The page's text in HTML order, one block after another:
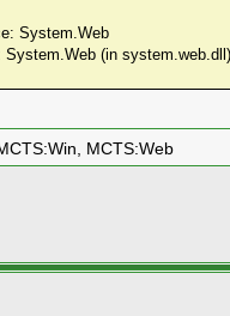
System.Web
System.Web (in system.web.dll)
MCTS:Web